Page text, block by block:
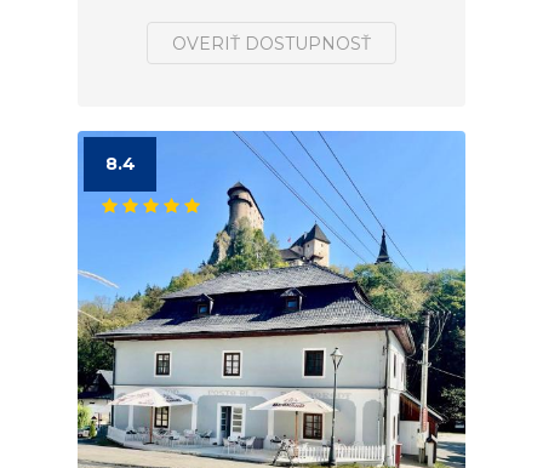
OVERIŤ DOSTUPNOSŤ
8.4